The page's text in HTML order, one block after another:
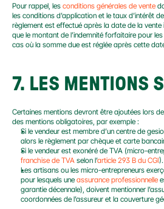
Pour rappel, les conditions générales de vente
les conditions d’application et le taux d’intérêt
règlement est effectué après la date de la vente
que le montant de l’indemnité forfaitaire pour
cas où la somme due est réglée après cette
7. LES MENTIONS
Certaines mentions devront être ajoutées lors
des mentions obligatoires, par exemple :
Si le vendeur est membre d’un centre de
alors le règlement par chèque et carte
franchise de TVA selon l’article 293 B du CGI).
Les artisans ou les micro-entrepreneurs
pour lesquels une assurance professionnelle
garantie décennale), doivent mentionner
coordonnées de l’assureur et la couverture